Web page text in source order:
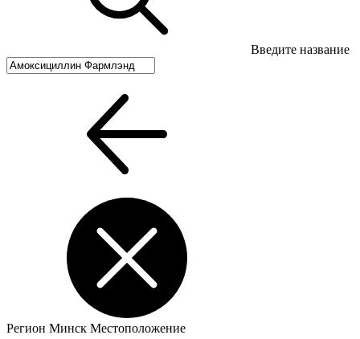
Введите название
Регион Минск Местоположение